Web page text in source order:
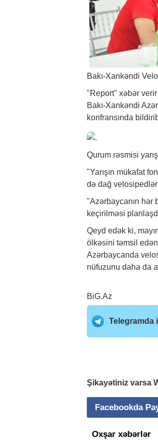
Bakı-Xankəndi
"Report" xəbər
Bakı-Xankəndi
konfransında
Qurum rəsmisi
"Yarışın mükafat
də dağ
"Azərbaycanın hər
keçirilməsi
Qeyd edək ki,
ölkəsini təmsil
Azərbaycanda
nüfuzunu daha da
BiG.Az
Telegramda
Şikayətiniz varsa
Facebookda
Oxşar xəbərlər